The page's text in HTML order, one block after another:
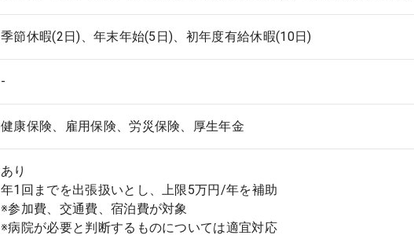
季節休暇(2日)、年末年始(5日)、初年度有給休暇(10日)
-
健康保険、雇用保険、労災保険、厚生年金
あり
年1回までを出張扱いとし、上限5万円/年を補助
※参加費、交通費、宿泊費が対象
※病院が必要と判断するものについては適宜対応